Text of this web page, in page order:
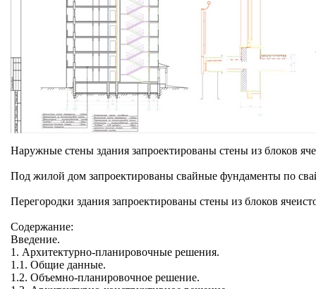
Наружные стены здания запроектированы стены из блоков
Под жилой дом запроектированы свайные фундаменты по
Перегородки здания запроектированы стены из блоков
Содержание:
Введение.
1. Архитектурно-планировочные решения.
1.1. Общие данные.
1.2. Объемно-планировочное решение.